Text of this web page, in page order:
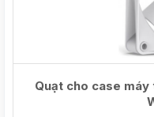
Quạt cho case máy